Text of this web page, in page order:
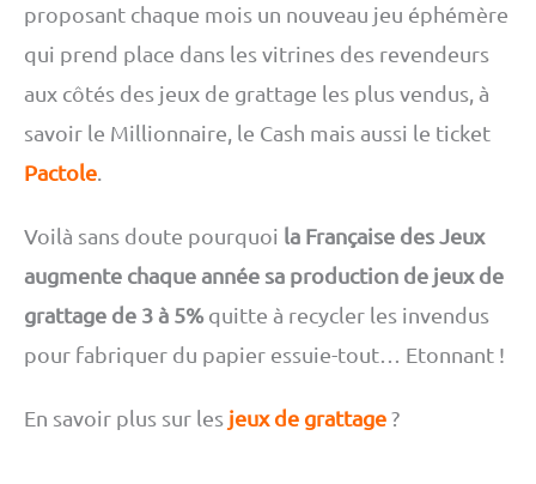
proposant chaque mois un nouveau jeu éphémère
qui prend place dans les vitrines des revendeurs
aux côtés des jeux de grattage les plus vendus, à
savoir le Millionnaire, le Cash mais aussi le ticket
Pactole
Voilà sans doute pourquoi la Française des Jeux
augmente chaque année sa production de jeux de
grattage de 3 à 5%quitte à recycler les invendus
pour fabriquer du papier essuie-tout… Etonnant !
En savoir plus sur les jeux de grattage?